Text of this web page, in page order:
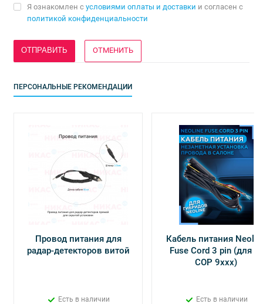
Я ознакомлен с условиями оплаты и доставки и согласен с
политикой конфиденциальности
ОТМЕНИТЬ
ПЕРСОНАЛЬНЫЕ РЕКОМЕНДАЦИИ
Провод питания для
радар-детекторов витой
Есть в наличии
Кабель питания
Fuse Cord 3 pin (для Х-
СОР 9ххх)
Есть в наличии